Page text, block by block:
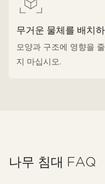
무거운 물체를 배치
모양과 구조에 영향을
지 마십시오.